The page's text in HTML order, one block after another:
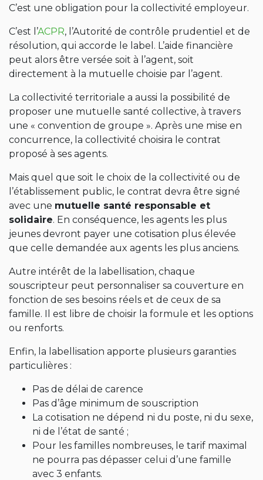
C’est une obligation pour la collectivité employeur.
C’est l’ACPR, l’Autorité de contrôle prudentiel et de
résolution, qui accorde le label. L’aide financière
peut alors être versée soit à l’agent, soit
directement à la mutuelle choisie par l’agent.
La collectivité territoriale a aussi la possibilité de
proposer une mutuelle santé collective, à travers
une « convention de groupe ». Après une mise en
concurrence, la collectivité choisira le contrat
proposé à ses agents.
Mais quel que soit le choix de la collectivité ou de
l’établissement public, le contrat devra être signé
avec une mutuelle santé responsable et
solidaire. En conséquence, les agents les plus
jeunes devront payer une cotisation plus élevée
que celle demandée aux agents les plus anciens.
Autre intérêt de la labellisation, chaque
souscripteur peut personnaliser sa couverture en
fonction de ses besoins réels et de ceux de sa
famille. Il est libre de choisir la formule et les options
ou renforts.
Enfin, la labellisation apporte plusieurs garanties
particulières :
Pas de délai de carence
Pas d’âge minimum de souscription
La cotisation ne dépend ni du poste, ni du sexe,
ni de l’état de santé ;
Pour les familles nombreuses, le tarif maximal
ne pourra pas dépasser celui d’une famille
avec 3 enfants.